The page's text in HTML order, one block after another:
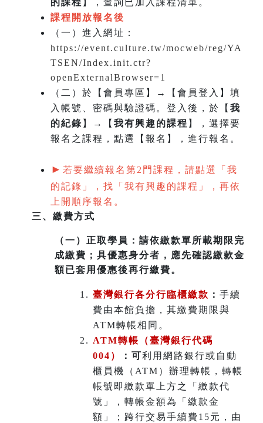
的課程 】，查詢已加入課程清單。
課程開放報名後
（一） 進入網址：
https://event.culture.tw/mocweb/reg/YA
TSEN/Index.init.ctr?
openExternalBrowser=1
（二）於【會員專區】→【會員登入】填
入帳號、密碼與驗證碼。登入後，於【 我
的紀錄 】→【 我有興趣的課程 】，選擇要
報名之課程，點選【報名】，進行報名。
► 若要繼續報名第2門課程，請點選「我
的記錄」，找「我有興趣的課程」，再依
上開順序報名。
三、繳費方式
（一） 正取學員：請依繳款單所載期限完
成繳費；具優惠身分者，應先確認繳款金
額已套用優惠後再行繳費。
臺灣銀行各分行臨櫃繳款 ： 手續
費由本館負擔，其繳費期限與
ATM轉帳相同。
ATM轉帳（臺灣銀行代碼
004）
：可利用網路銀行或自動
櫃員機（ATM）辦理轉帳，轉帳
帳號即繳款單上方之「繳款代
號」，轉帳金額為「繳款金
額」；跨行交易手續費15元，由